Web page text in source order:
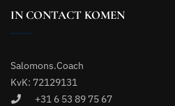
IN CONTACT KOMEN
Salomons.Coach
KvK: 72129131
+31 6 53 89 75 67